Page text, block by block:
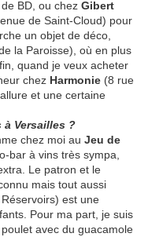
BD, ou chez Gibert
de Saint-Cloud) pour
un objet de déco,
la Paroisse), où en plus
quand je veux acheter
chez Harmonie (8 rue
et une certaine
Versailles ?
chez moi au Jeu de
bar à vins très sympa,
Le patron et le
mais tout aussi
est une
Pour ma part, je suis
avec du guacamole